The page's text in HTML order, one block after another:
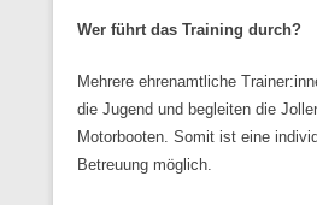
Wer führt das Training durch?
Mehrere ehrenamtliche
die Jugend und begleiten die
Motorbooten. Somit ist eine
Betreuung möglich.